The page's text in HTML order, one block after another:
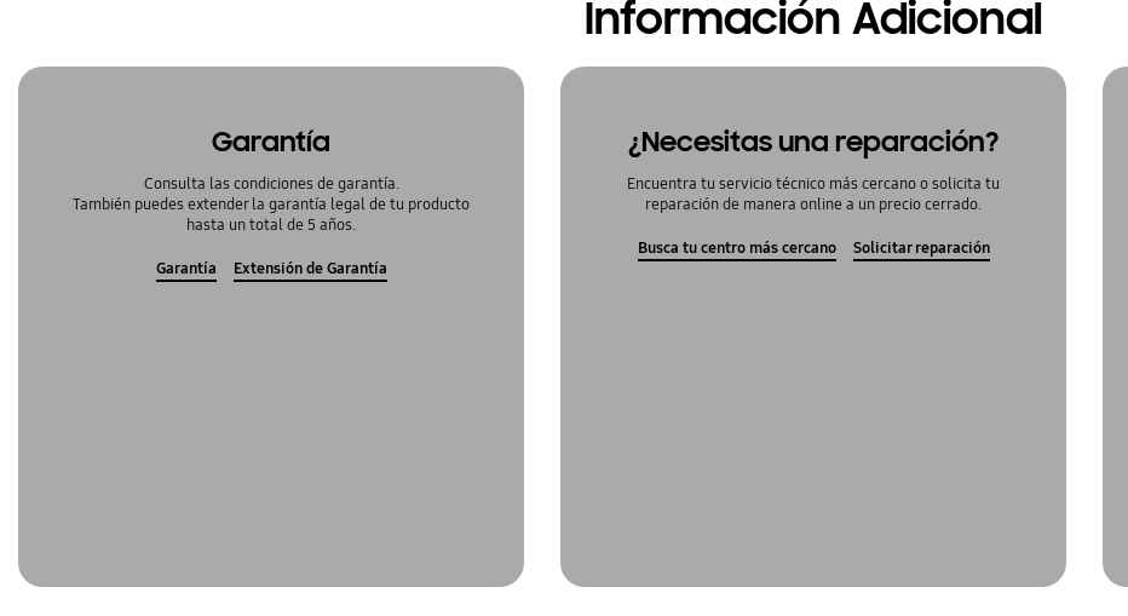
Información Adicional
Garantía
Consulta las condiciones de garantía.
También puedes extender la garantía legal de tu producto
hasta un total de 5 años.
Garantía Extensión de Garantía
¿Necesitas una reparación?
Encuentra tu servicio técnico más cercano o solicita tu
reparación de manera online a un precio cerrado.
Busca tu centro más cercano Solicitar reparación